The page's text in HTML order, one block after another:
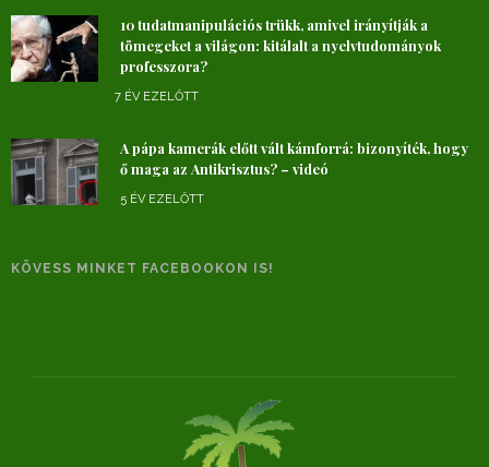
10 tudatmanipulációs trükk, amivel irányítják a
tömegeket a világon: kitálalt a nyelvtudományok
professzora?
7 ÉV EZELŐTT
A pápa kamerák előtt vált kámforrá: bizonyíték, hogy
ő maga az Antikrisztus? – videó
5 ÉV EZELŐTT
KÖVESS MINKET FACEBOOKON IS!